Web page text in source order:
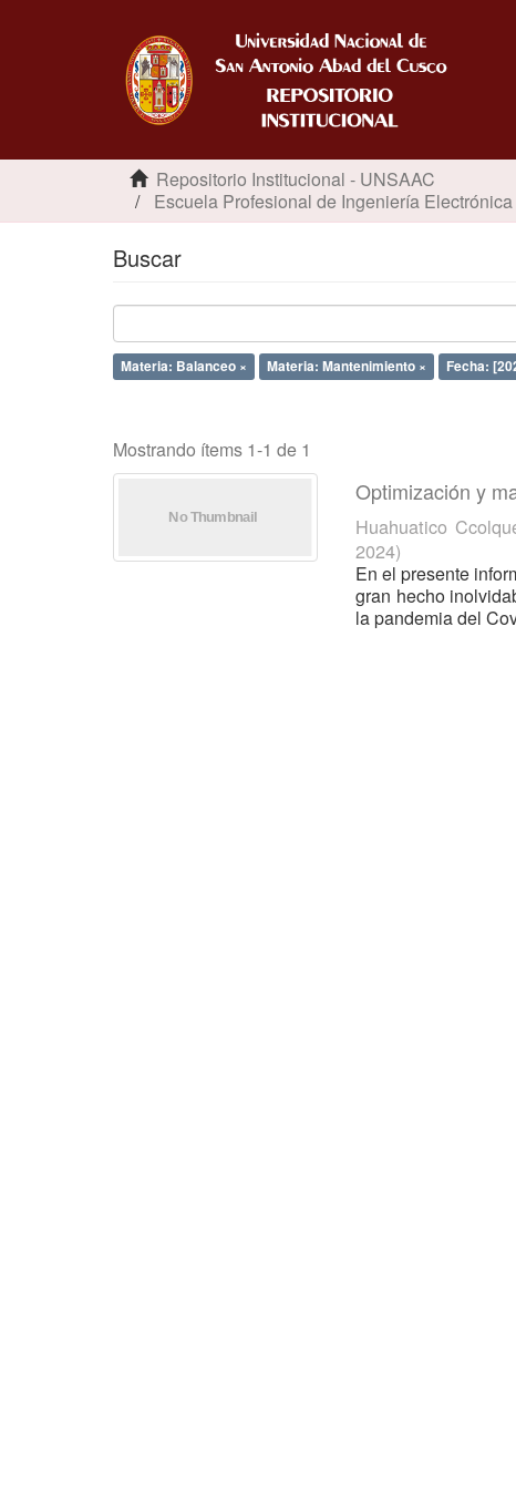
Repositorio Institucional - UNSAAC
Escuela Profesional de Ingeniería Electrónica
Buscar
Materia: Balanceo × Materia: Mantenimiento × Fecha:
Mostrando ítems 1-1 de 1
Optimización y
Huahuatico
2024)
En el presente
gran hecho
la pandemia del